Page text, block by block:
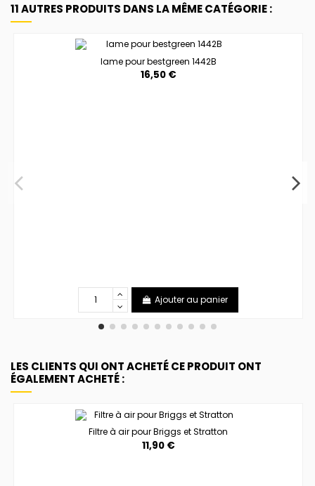
11 AUTRES PRODUITS DANS LA MÊME CATÉGORIE :
lame pour bestgreen 1442B
16,50 €
Ajouter au panier
LES CLIENTS QUI ONT ACHETÉ CE PRODUIT ONT
ÉGALEMENT ACHETÉ :
Filtre à air pour Briggs et Stratton
11,90 €